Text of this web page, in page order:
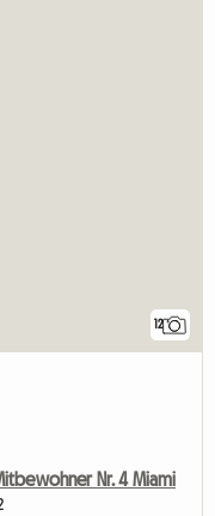
12
Nr. 4 Miami